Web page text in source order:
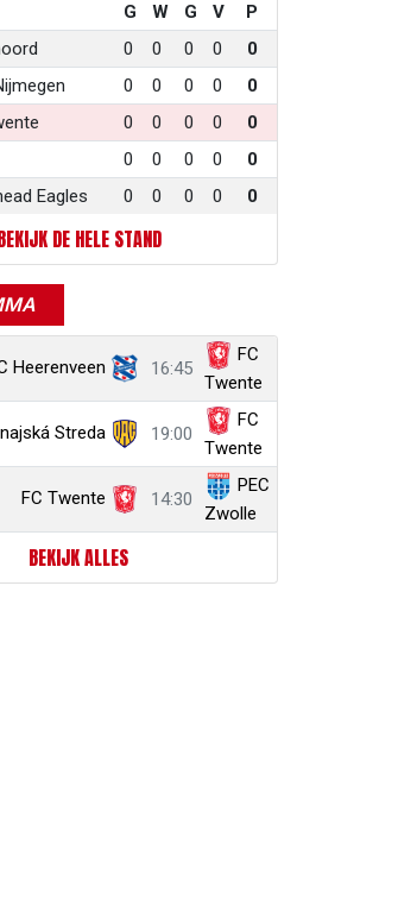
G W G V
P
0 0 0 0
0
0 0 0 0
0
0 0 0 0
0
0 0 0 0
0
Eagles 0 0 0 0 0
DE HELE STAND
Heerenveen 16:45
FC
Twente
Streda 19:00
FC
Twente
FC Twente 14:30
PEC
Zwolle
BEKIJK ALLES